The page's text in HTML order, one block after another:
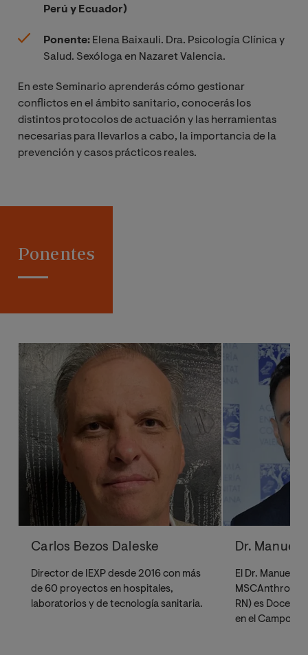
Perú y Ecuador)
Ponente: Elena Baixauli. Dra. Psicología Clínica y
Salud. Sexóloga en Nazaret Valencia.
En este Seminario aprenderás cómo gestionar
conflictos en el ámbito sanitario, conocerás los
distintos protocolos de actuación y las herramientas
necesarias para llevarlos a cabo, la importancia de la
prevención y casos prácticos reales.
Ponentes
Carlos Bezos Daleske
Director de IEXP desde 2016 con más
de 60 proyectos en hospitales,
laboratorios y de tecnología sanitaria.
Dr. Manuel
El Dr. Manuel
MSCAnthro.,
RN) es
en el Campo de